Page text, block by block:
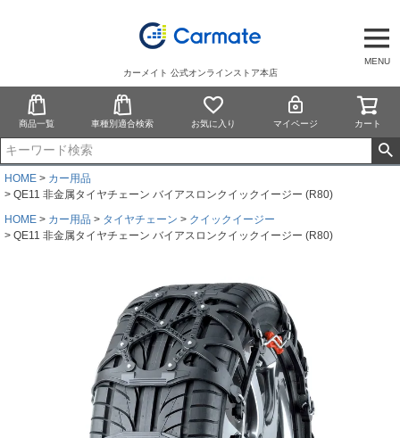
MENU
カーメイト 公式オンラインストア本店
商品一覧 車種別適合検索 お気に入り マイページ カート
HOME
カー用品
QE11 非金属タイヤチェーン バイアスロンクイックイージー (R80)
HOME
カー用品 タイヤチェーン
クイックイージー
QE11 非金属タイヤチェーン バイアスロンクイックイージー (R80)